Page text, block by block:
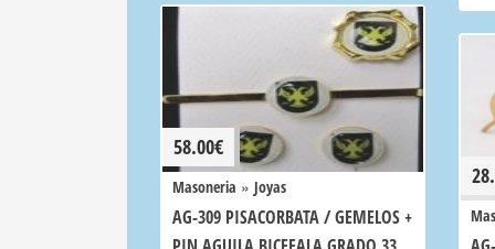
58.00€
Masoneria » Joyas
AG-309 PISACORBATA / GEMELOS +